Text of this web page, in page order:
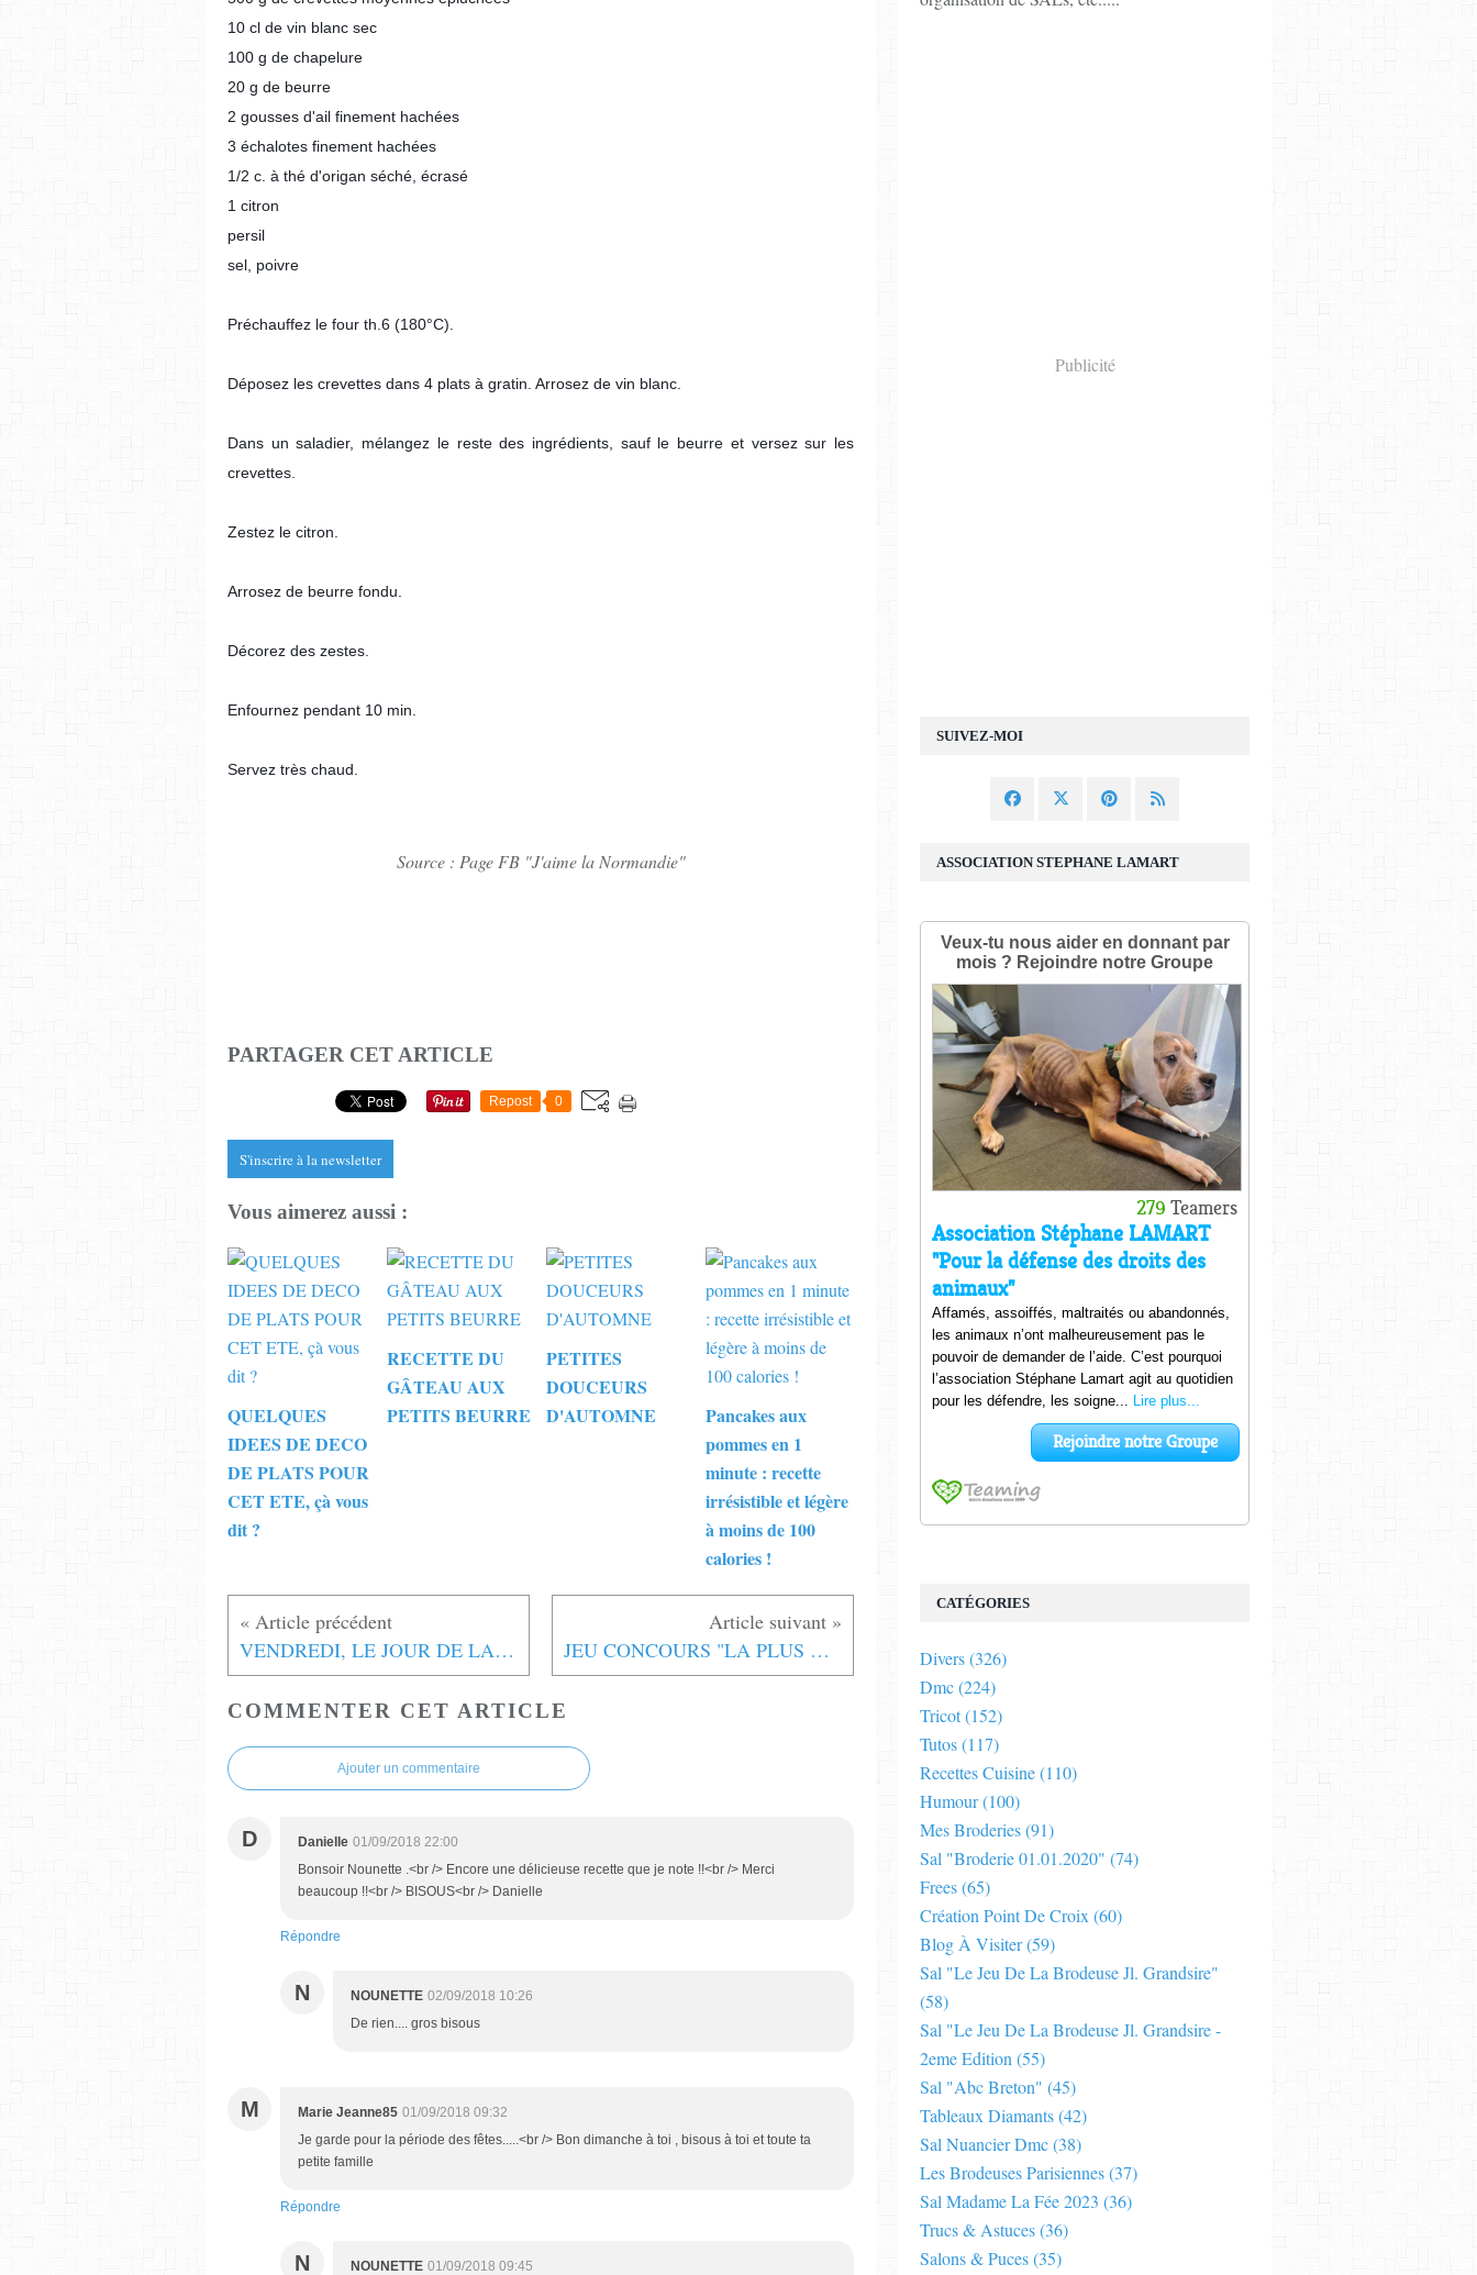
10 cl de vin blanc sec
100 g de chapelure
20 g de beurre
2 gousses d'ail finement hachées
3 échalotes finement hachées
1/2 c. à thé d'origan séché, écrasé
1 citron
persil
sel, poivre
Préchauffez le four th.6 (180°C).
Déposez les crevettes dans 4 plats à gratin. Arrosez de vin blanc.
Dans un saladier, mélangez le reste des ingrédients, sauf le beurre et versez sur les
crevettes.
Zestez le citron.
Arrosez de beurre fondu.
Décorez des zestes.
Enfournez pendant 10 min.
Servez très chaud.
Source : Page FB "J'aime la Normandie"
PARTAGER CET ARTICLE
Repost 0
S'inscrire à la newsletter
Vous aimerez aussi :
QUELQUES
IDEES DE DECO
DE PLATS POUR
CET ETE, çà vous
dit ?
RECETTE DU
GÂTEAU AUX
PETITS BEURRE
PETITES
DOUCEURS
D'AUTOMNE
Pancakes aux
pommes en 1
minute : recette
irrésistible et légère
à moins de 100
calories !
VENDREDI, LE JOUR DE LA FRANCHE RIGOLADE !!! JEU CONCOURS "LA PLUS BELLE BRODERIE" - MILLÉSIME 2018.... PROCLAMATION DES RESULTATS
COMMENTER CET ARTICLE
Ajouter un commentaire
D Danielle 01/09/2018 22:00
Bonsoir Nounette .<br /> Encore une délicieuse recette que je note !!<br /> Merci
beaucoup !!<br /> BISOUS<br /> Danielle
Répondre
N NOUNETTE 02/09/2018 10:26
De rien.... gros bisous
M Marie Jeanne85 01/09/2018 09:32
Je garde pour la période des fêtes.....<br /> Bon dimanche à toi , bisous à toi et toute ta
petite famille
Répondre
N NOUNETTE 01/09/2018 09:45
SUIVEZ-MOI
Publicité
CATÉGORIES
Divers(326)
Dmc(224)
Tricot(152)
Tutos(117)
Recettes Cuisine(110)
Humour(100)
Mes Broderies(91)
Sal "broderie 01.01.2020" (74)
Frees(65)
Création Point De Croix (60)
Blog À Visiter(59)
Sal "le Jeu De La Brodeuse Jl. Grandsire"
(58)
Sal "le Jeu De La Brodeuse Jl. Grandsire -
2eme Edition (55)
Sal "abc Breton" (45)
Tableaux Diamants(42)
Sal Nuancier Dmc(38)
Les Brodeuses Parisiennes(37)
Sal Madame La Fée 2023 (36)
Trucs & Astuces(36)
Salons & Puces(35)
ASSOCIATION STEPHANE LAMART